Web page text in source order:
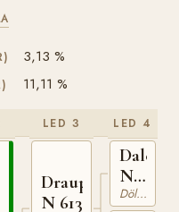
3,13 %
11,11 %
LED 3
Draupner
N 613
LED 4
N
446Dölehäst